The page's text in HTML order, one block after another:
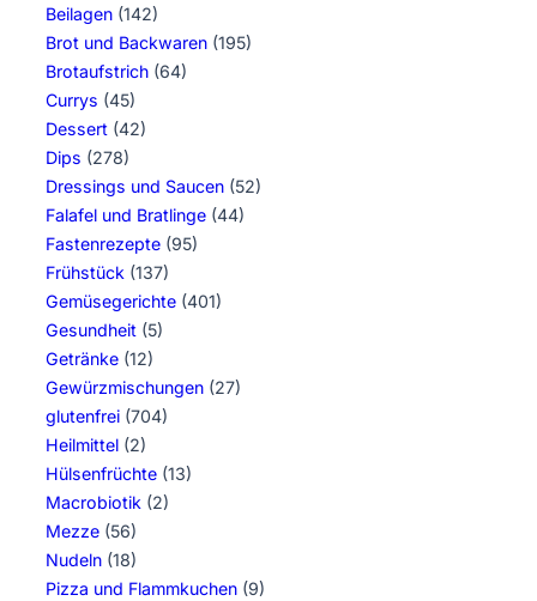
Beilagen (142)
Brot und Backwaren (195)
Brotaufstrich (64)
Currys (45)
Dessert (42)
Dips (278)
Dressings und Saucen (52)
Falafel und Bratlinge (44)
Fastenrezepte (95)
Frühstück (137)
Gemüsegerichte (401)
Gesundheit (5)
Getränke (12)
Gewürzmischungen (27)
glutenfrei (704)
Heilmittel (2)
Hülsenfrüchte (13)
Macrobiotik (2)
Mezze (56)
Nudeln (18)
Pizza und Flammkuchen (9)